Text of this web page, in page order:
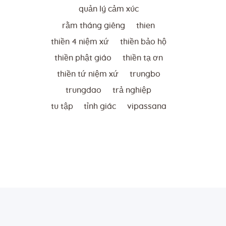
quản lý cảm xúc
rằm tháng giêng thien
thiền 4 niệm xứ thiền bảo hộ
thiền phật giáo thiền tạ ơn
thiền tứ niệm xứ trungbo
trungdao trả nghiệp
tu tập tỉnh giác vipassana